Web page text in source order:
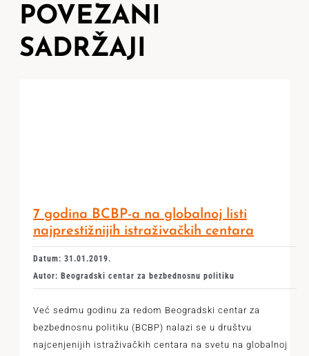
POVEZANI
SADRŽAJI
7 godina BCBP-a na globalnoj listi
najprestižnijih istraživačkih centara
Datum: 31.01.2019.
Autor: Beogradski centar za bezbednosnu politiku
Već sedmu godinu za redom Beogradski centar za
bezbednosnu politiku (BCBP) nalazi se u društvu
najcenjenijih istraživačkih centara na svetu na globalnoj